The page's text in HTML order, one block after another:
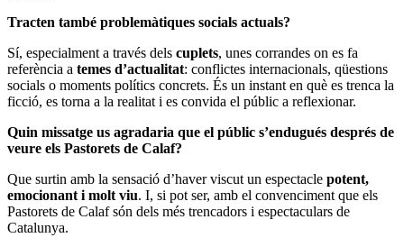
Tracten també problemàtiques socials actuals?
Sí, especialment a través dels cuplets, unes corrandes on es fa
referència a temes d’actualitat: conflictes internacionals, qüestions
socials o moments polítics concrets. És un instant en què es trenca la
ficció, es torna a la realitat i es convida el públic a reflexionar.
Quin missatge us agradaria que el públic s’endugués després de
veure els Pastorets de Calaf?
Que surtin amb la sensació d’haver viscut un espectacle potent,
emocionant i molt viu. I, si pot ser, amb el convenciment que els
Pastorets de Calaf són dels més trencadors i espectaculars de
Catalunya.